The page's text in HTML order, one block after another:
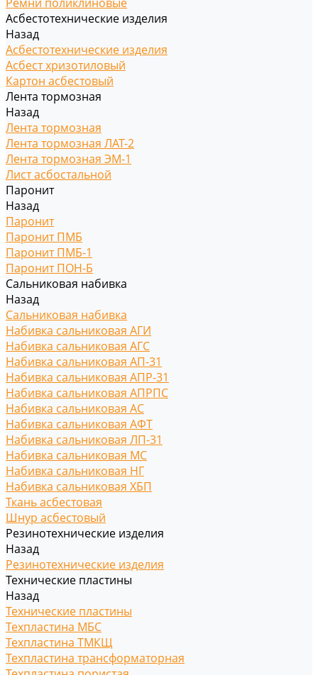
Асбестотехнические изделия
Назад
Асбестотехнические изделия
Асбест хризотиловый
Картон асбестовый
Лента тормозная
Назад
Лента тормозная
Лента тормозная ЛАТ-2
Лента тормозная ЭМ-1
Лист асбостальной
Паронит
Назад
Паронит
Паронит ПМБ
Паронит ПМБ-1
Паронит ПОН-Б
Сальниковая набивка
Назад
Сальниковая набивка
Набивка сальниковая АГИ
Набивка сальниковая АГС
Набивка сальниковая АП-31
Набивка сальниковая АПР-31
Набивка сальниковая АПРПС
Набивка сальниковая АС
Набивка сальниковая АФТ
Набивка сальниковая ЛП-31
Набивка сальниковая МС
Набивка сальниковая НГ
Набивка сальниковая ХБП
Ткань асбестовая
Шнур асбестовый
Резинотехнические изделия
Назад
Резинотехнические изделия
Технические пластины
Назад
Технические пластины
Техпластина МБС
Техпластина ТМКЩ
Техпластина трансформаторная